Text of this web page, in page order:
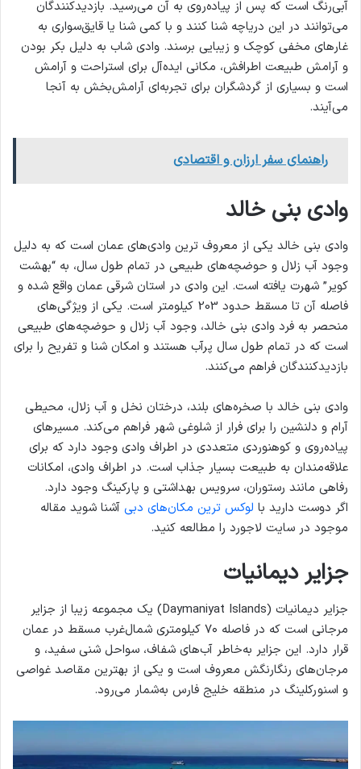
آبی‌رنگ است که پس از پیاده‌روی به آن می‌رسید. بازدیدکنندگان
می‌توانند در این دریاچه شنا کنند و با کمی شنا یا قایق‌سواری به
غارهای مخفی کوچک و زیبایی برسند. وادی شاب به دلیل بکر بودن
و آرامش طبیعت اطرافش، مکانی ایده‌آل برای استراحت و آرامش
است و بسیاری از گردشگران برای تجربه‌ای آرامش‌بخش به آنجا
می‌آیند.
راهنمای سفر ارزان و اقتصادی
وادی بنی خالد
وادی بنی خالد یکی از معروف ‌ترین وادی‌های عمان است که به دلیل
وجود آب زلال و حوضچه‌های طبیعی در تمام طول سال، به “بهشت
کویر” شهرت یافته است. این وادی در استان شرقی عمان واقع شده و
فاصله آن تا مسقط حدود 203 کیلومتر است. یکی از ویژگی‌های
منحصر به فرد وادی بنی خالد، وجود آب زلال و حوضچه‌های طبیعی
است که در تمام طول سال پرآب هستند و امکان شنا و تفریح را برای
بازدیدکنندگان فراهم می‌کنند.
وادی بنی خالد با صخره‌های بلند، درختان نخل و آب زلال، محیطی
آرام و دلنشین را برای فرار از شلوغی شهر فراهم می‌کند. مسیرهای
پیاده‌روی و کوهنوردی متعددی در اطراف وادی وجود دارد که برای
علاقه‌مندان به طبیعت بسیار جذاب است. در اطراف وادی، امکانات
رفاهی مانند رستوران، سرویس بهداشتی و پارکینگ وجود دارد.
اگر دوست دارید با لوکس‌ ترین مکان‌های دبی آشنا شوید مقاله
موجود در سایت لاجورد را مطالعه کنید.
جزایر دیمانیات
جزایر دیمانیات (Daymaniyat Islands) یک مجموعه زیبا از جزایر
مرجانی است که در فاصله ۷۰ کیلومتری شمال‌غرب مسقط در عمان
قرار دارد. این جزایر به‌خاطر آب‌های شفاف، سواحل شنی سفید، و
مرجان‌های رنگارنگش معروف است و یکی از بهترین مقاصد غواصی
و اسنورکلینگ در منطقه خلیج فارس به‌شمار می‌رود.